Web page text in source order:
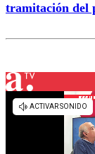
tramitación del